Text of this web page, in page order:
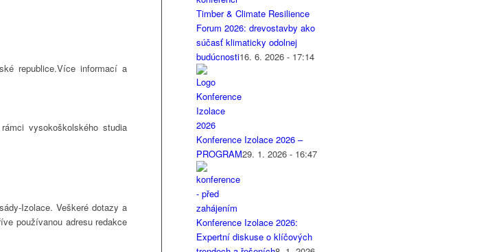
republice.Více informací a
vysokoškolského studia
Izolace. Veškeré dotazy a
používanou adresu redakce
Timber & Climate Resilience
Forum 2026: drevostavby ako
súčasť klimaticky odolnej
budúcnosti16. 6. 2026 - 17:14
Konference Izolace 2026 –
PROGRAM29. 1. 2026 - 16:47
Konference Izolace 2026:
Expertní diskuse o klíčových